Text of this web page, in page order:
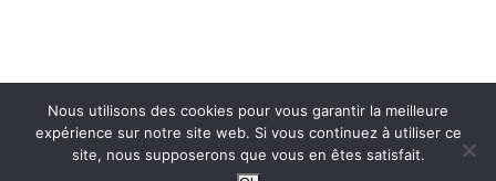
Nous utilisons des cookies pour vous garantir la meilleure
expérience sur notre site web. Si vous continuez à utiliser ce
site, nous supposerons que vous en êtes satisfait.